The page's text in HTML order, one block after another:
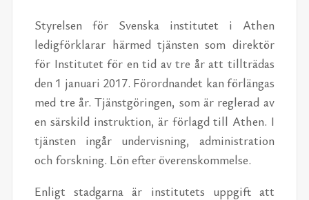
Styrelsen för Svenska institutet i Athen
ledigförklarar härmed tjänsten som direktör
för Institutet för en tid av tre år att tillträdas
den 1 januari 2017. Förordnandet kan förlängas
med tre år. Tjänstgöringen, som är reglerad av
en särskild instruktion, är förlagd till Athen. I
tjänsten ingår undervisning, administration
och forskning. Lön efter överenskommelse.
Enligt stadgarna är institutets uppgift att